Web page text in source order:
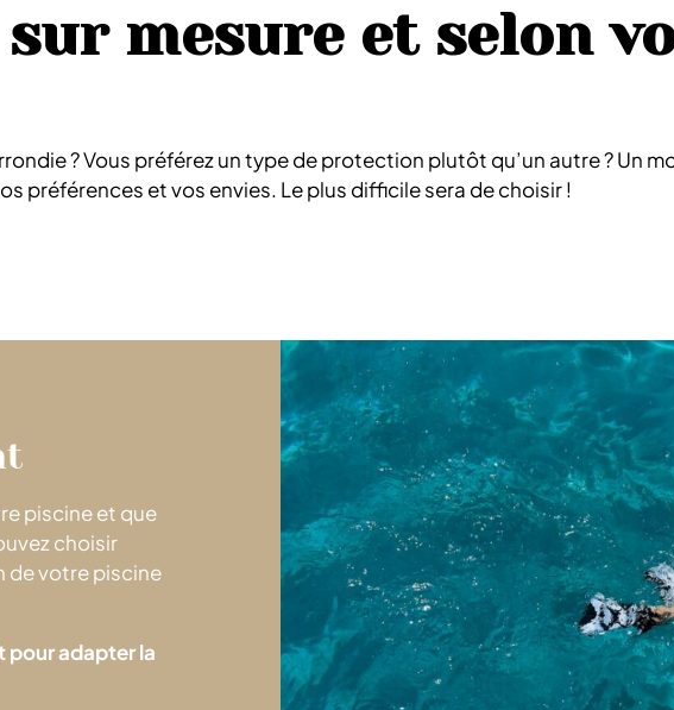
mesure et selon
? Vous préférez un type de protection plutôt qu’un autre ? Un
préférences et vos envies. Le plus difficile sera de choisir !
piscine et que
choisir
de votre piscine
pour adapter la